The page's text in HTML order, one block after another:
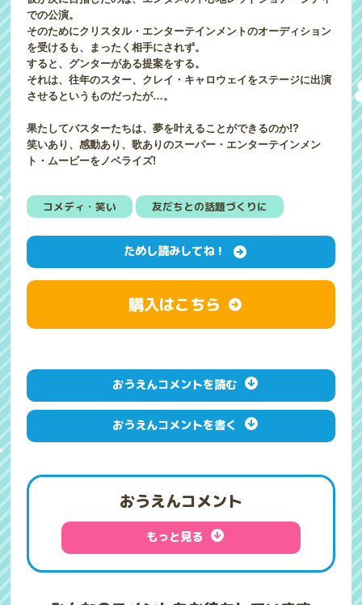
での公演。
そのためにクリスタル・エンターテインメントのオーディション
を受けるも、まったく相手にされず。
すると、グンターがある提案をする。
それは、往年のスター、クレイ・キャロウェイをステージに出演
させるというものだったが…。
果たしてバスターたちは、夢を叶えることができるのか!?
笑いあり、感動あり、歌ありのスーパー・エンターテインメン
ト・ムービーをノベライズ!
コメディ・笑い 友だちとの話題づくりに
ためし読みしてね！
購入はこちら
おうえんコメントを読む
おうえんコメントを書く
おうえんコメント
もっと見る